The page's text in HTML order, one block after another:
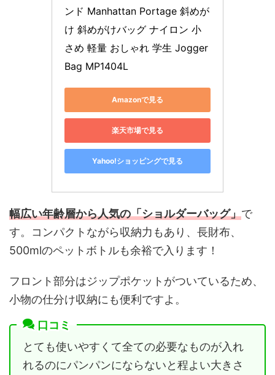
ンド Manhattan Portage 斜めが
け 斜めがけバッグ ナイロン 小
さめ 軽量 おしゃれ 学生 Jogger
Bag MP1404L
Amazonで見る
楽天市場で見る
Yahoo!ショッピングで見る
幅広い年齢層から人気の「ショルダーバッグ」で
す。コンパクトながら収納力もあり、長財布、
500mlのペットボトルも余裕で入ります！
フロント部分はジップポケットがついているため、
小物の仕分け収納にも便利ですよ。
口コミ
とても使いやすくて全ての必要なものが入れ
れるのにパンパンにならないと程よい大きさ